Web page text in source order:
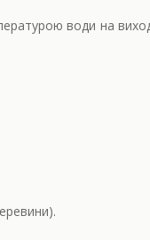
води на